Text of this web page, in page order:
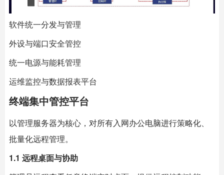
软件统一分发与管理
外设与端口安全管控
统一电源与能耗管理
运维监控与数据报表平台
终端集中管控平台
以管理服务器为核心，对所有入网办公电脑进行策略化、
批量化远程管理。
1.1 远程桌面与协助